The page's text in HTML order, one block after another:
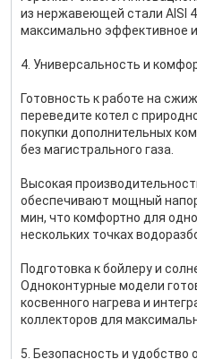
из нержавеющей стали AISI
максимально эффективное и
4. Универсальность и
Готовность к работе на
переведите котел с
покупки дополнительных
без магистрального газа.
Высокая
обеспечивают мощный
мин, что комфортно для
нескольких точках
Подготовка к бойлеру и
Одноконтурные модели
косвенного нагрева и
коллекторов для
5. Безопасность и удобство